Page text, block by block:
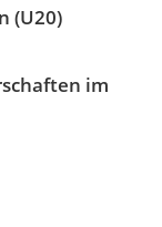
(U20)
im